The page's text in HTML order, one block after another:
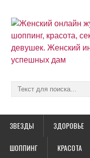
ЗВЕЗДЫ ЗДОРОВЬЕ
ШОППИНГ КРАСОТА